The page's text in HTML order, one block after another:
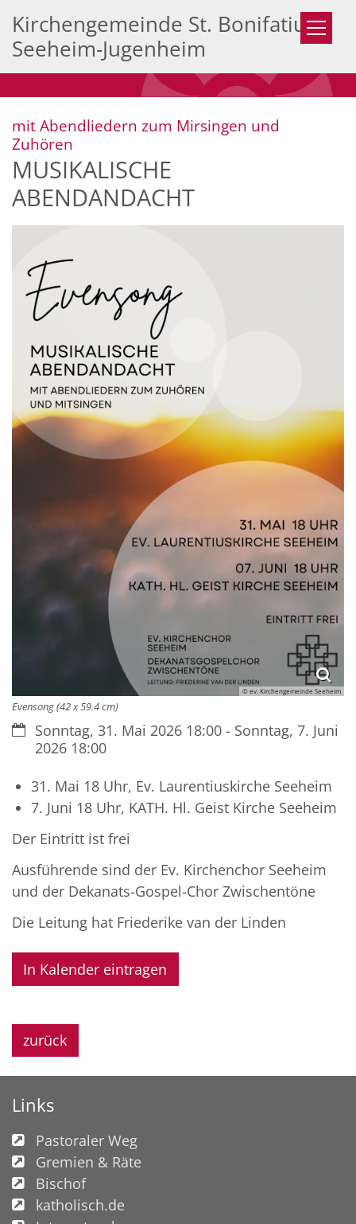
Kirchengemeinde St. Bonifatius
Seeheim-Jugenheim
mit Abendliedern zum Mirsingen und
Zuhören
MUSIKALISCHE
ABENDANDACHT
© ev. Kirchengemeinde Seeheim
Evensong (42 x 59.4 cm)
Datum:Sonntag, 31. Mai 2026 18:00 - Sonntag, 7. Juni
2026 18:00
31. Mai 18 Uhr, Ev. Laurentiuskirche Seeheim
7. Juni 18 Uhr, KATH. Hl. Geist Kirche Seeheim
Der Eintritt ist frei
Ausführende sind der Ev. Kirchenchor Seeheim
und der Dekanats-Gospel-Chor Zwischentöne
Die Leitung hat Friederike van der Linden
In Kalender eintragen
zurück
Links
Pastoraler Weg
Gremien & Räte
Bischof
katholisch.de